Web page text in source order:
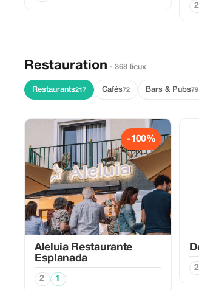
2
Restauration · 368 lieux
Restaurants217 Cafés72 Bars & Pubs79
-100%
Aleluia Restaurante
Esplanada
2 1
2